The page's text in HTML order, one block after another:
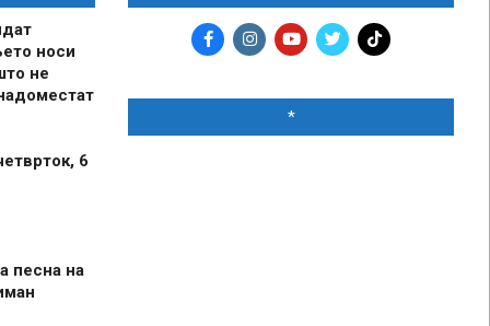
носи
не
6
песна на
*